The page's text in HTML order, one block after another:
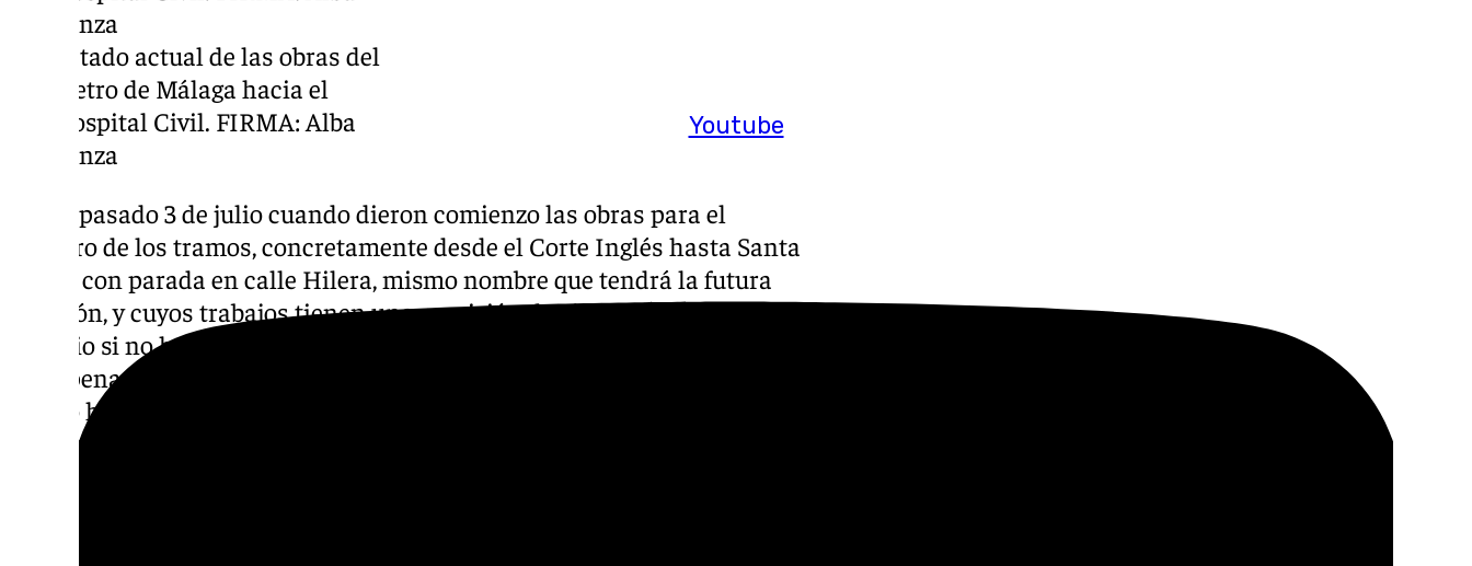
Youtube
Estado actual de las obras del
metro de Málaga hacia el
Hospital Civil. FIRMA: Alba
Tenza
Fue el pasado 3 de julio cuando dieron comienzo las obras para el
primero de los tramos, concretamente desde el Corte Inglés hasta Santa
Elena, con parada en calle Hilera, mismo nombre que tendrá la futura
estación, y cuyos trabajos tienen una previsión de ejecución de dos años
y medio si no hay imprevistos. «El gobierno autonómico no ha parado, ya
que apenas ha transcurrido un año y medio de la exitosa extensión al
centro histórico y ya estamos metidos de lleno en la prolongación hasta
el nuevo hospital y sentando las bases para el futuro desarrollo de la red